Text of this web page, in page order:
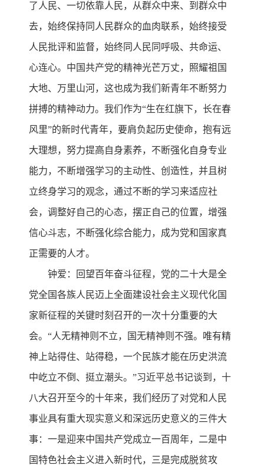
了人民、一切依靠人民，从群众中来、到群众中
去，始终保持同人民群众的血肉联系，始终接受
人民批评和监督，始终同人民同呼吸、共命运、
心连心。中国共产党的精神光芒万丈，照耀祖国
大地、万里山河，这也成为我们新青年不断努力
拼搏的精神动力。我们作为“生在红旗下，长在春
风里”的新时代青年，要肩负起历史使命，抱有远
大理想，努力提高自身素养，不断强化自身专业
能力，不断增强学习的主动性、创造性，并且树
立终身学习的观念，通过不断的学习来适应社
会，调整好自己的心态，摆正自己的位置，增强
信心斗志，不断强化综合能力，成为党和国家真
正需要的人才。
钟爱：回望百年奋斗征程，党的二十大是全
党全国各族人民迈上全面建设社会主义现代化国
家新征程的关键时刻召开的一次十分重要的大
会。“人无精神则不立，国无精神则不强。唯有精
神上站得住、站得稳，一个民族才能在历史洪流
中屹立不倒、挺立潮头。”习近平总书记谈到，十
八大召开至今的十年来，我们经历了对党和人民
事业具有重大现实意义和深远历史意义的三件大
事：一是迎来中国共产党成立一百周年，二是中
国特色社会主义进入新时代，三是完成脱贫攻